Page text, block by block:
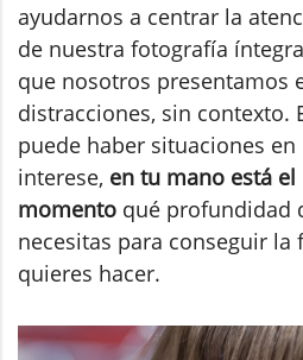
ayudarnos a centrar la
de nuestra fotografía
que nosotros presentamos
distracciones, sin contexto.
puede haber situaciones
interese, en tu mano está
momento qué profundidad
necesitas para conseguir la
quieres hacer.